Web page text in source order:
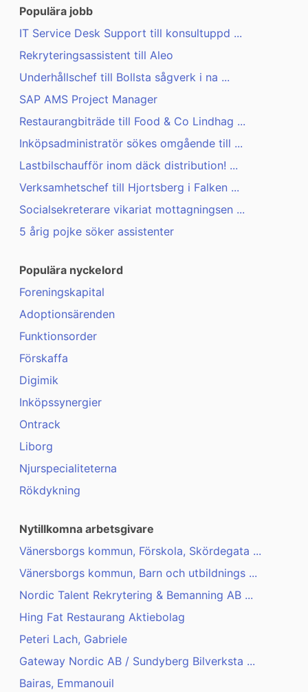
Populära jobb
IT Service Desk Support till konsultuppd ...
Rekryteringsassistent till Aleo
Underhållschef till Bollsta sågverk i na ...
SAP AMS Project Manager
Restaurangbiträde till Food & Co Lindhag ...
Inköpsadministratör sökes omgående till ...
Lastbilschaufför inom däck distribution! ...
Verksamhetschef till Hjortsberg i Falken ...
Socialsekreterare vikariat mottagningsen ...
5 årig pojke söker assistenter
Populära nyckelord
Foreningskapital
Adoptionsärenden
Funktionsorder
Förskaffa
Digimik
Inköpssynergier
Ontrack
Liborg
Njurspecialiteterna
Rökdykning
Nytillkomna arbetsgivare
Vänersborgs kommun, Förskola, Skördegata ...
Vänersborgs kommun, Barn och utbildnings ...
Nordic Talent Rekrytering & Bemanning AB ...
Hing Fat Restaurang Aktiebolag
Peteri Lach, Gabriele
Gateway Nordic AB / Sundyberg Bilverksta ...
Bairas, Emmanouil